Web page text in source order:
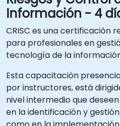
Información - 4
CRISC es una certificación
para profesionales en
tecnología de la
Esta capacitación
por instructores, está
nivel intermedio que
en la identificación y